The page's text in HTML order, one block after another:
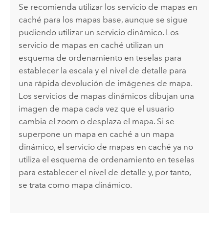
Se recomienda utilizar los servicio de mapas en
caché para los mapas base, aunque se sigue
pudiendo utilizar un servicio dinámico. Los
servicio de mapas en caché utilizan un
esquema de ordenamiento en teselas para
establecer la escala y el nivel de detalle para
una rápida devolución de imágenes de mapa.
Los servicios de mapas dinámicos dibujan una
imagen de mapa cada vez que el usuario
cambia el zoom o desplaza el mapa. Si se
superpone un mapa en caché a un mapa
dinámico, el servicio de mapas en caché ya no
utiliza el esquema de ordenamiento en teselas
para establecer el nivel de detalle y, por tanto,
se trata como mapa dinámico.